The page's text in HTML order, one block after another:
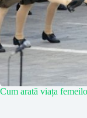
Cum arată viața